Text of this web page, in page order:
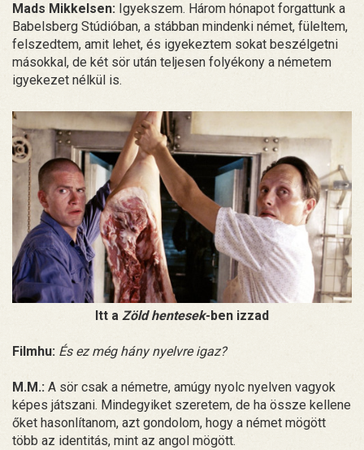
Mads Mikkelsen: Igyekszem. Három hónapot forgattunk a
Babelsberg Stúdióban, a stábban mindenki német, füleltem,
felszedtem, amit lehet, és igyekeztem sokat beszélgetni
másokkal, de két sör után teljesen folyékony a németem
igyekezet nélkül is.
Itt a Zöld hentesek-ben izzad
Filmhu: És ez még hány nyelvre igaz?
M.M.: A sör csak a németre, amúgy nyolc nyelven vagyok
képes játszani. Mindegyiket szeretem, de ha össze kellene
őket hasonlítanom, azt gondolom, hogy a német mögött
több az identitás, mint az angol mögött.